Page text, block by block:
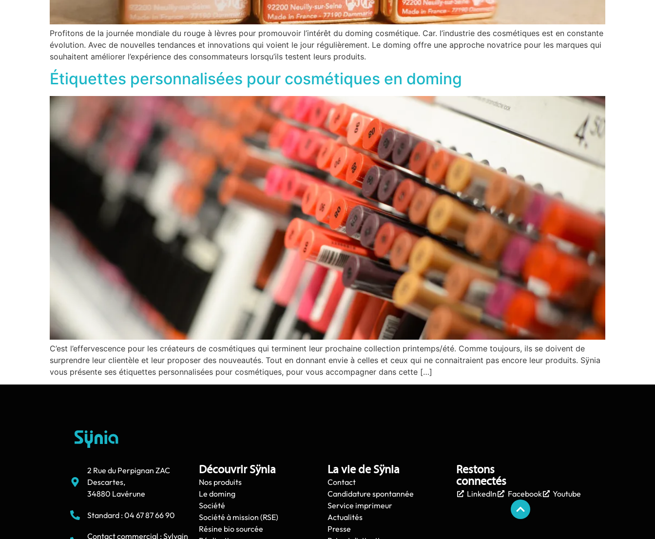
Profitons de la journée mondiale du rouge à lèvres pour promouvoir l’intérêt du doming cosmétique. Car. l’industrie des cosmétiques est en constante
évolution. Avec de nouvelles tendances et innovations qui voient le jour régulièrement. Le doming offre une approche novatrice pour les marques qui
souhaitent améliorer l’expérience des consommateurs lorsqu’ils testent leurs produits.
Étiquettes personnalisées pour cosmétiques en doming
C’est l’effervescence pour les créateurs de cosmétiques qui terminent leur prochaine collection printemps/été. Comme toujours, ils se doivent de
surprendre leur clientèle et leur proposer des nouveautés. Tout en donnant envie à celles et ceux qui ne connaitraient pas encore leur produits. Sÿnia
vous présente ses étiquettes personnalisées pour cosmétiques, pour vous accompagner dans cette […]
2 Rue du Perpignan ZAC
Descartes,
34880 Lavérune
Standard : 04 67 87 66 90
Contact commercial : Sylvain
Découvrir Sÿnia
Nos produits
Le doming
Société
Société à mission (RSE)
Résine bio sourcée
La vie de Sÿnia
Contact
Candidature spontannée
Service imprimeur
Actualités
Presse
Restons
connectés
LinkedIn Facebook Youtube